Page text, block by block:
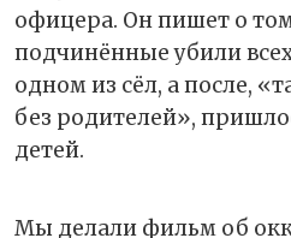
офицера. Он пишет о
подчинённые убили
одном из сёл, а после,
без родителей»,
детей.
Мы делали фильм об